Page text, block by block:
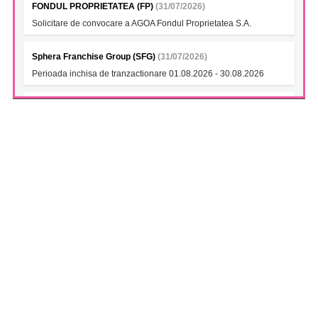
FONDUL PROPRIETATEA (FP) (31/07/2026)
Solicitare de convocare a AGOA Fondul Proprietatea S.A.
Sphera Franchise Group (SFG) (31/07/2026)
Perioada inchisa de tranzactionare 01.08.2026 - 30.08.2026